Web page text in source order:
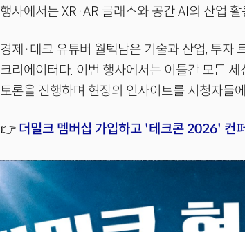
행사에서는 XR·AR 글래스와 공간 AI의 산업
경제·테크 유튜버 월텍남은 기술과 산업, 투자
크리에이터다. 이번 행사에서는 이틀간 모든
토론을 진행하며 현장의 인사이트를 시청자들
👉 더밀크 멤버십 가입하고 '테크콘 2026' 컨